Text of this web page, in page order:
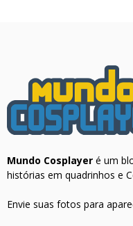
Mundo Cosplayer é um
histórias em quadrinhos e
Envie suas fotos para